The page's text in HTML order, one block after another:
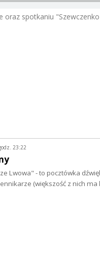
spotkaniu
23:22
Lwowa" - to pocztówka
(większość z nich